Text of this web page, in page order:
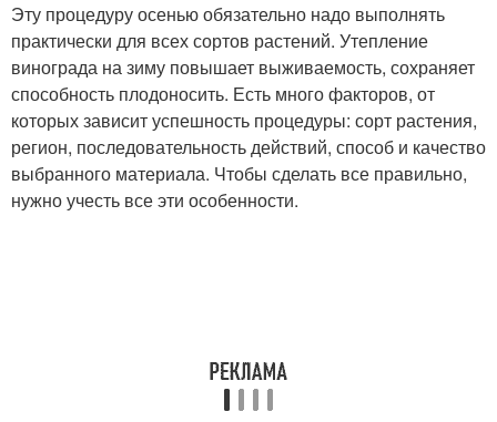
Эту процедуру осенью обязательно надо выполнять
практически для всех сортов растений. Утепление
винограда на зиму повышает выживаемость, сохраняет
способность плодоносить. Есть много факторов, от
которых зависит успешность процедуры: сорт растения,
регион, последовательность действий, способ и качество
выбранного материала. Чтобы сделать все правильно,
нужно учесть все эти особенности.